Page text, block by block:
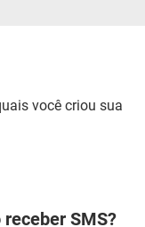
você criou sua
SMS?